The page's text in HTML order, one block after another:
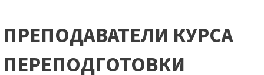
ПРЕПОДАВАТЕЛИ КУРСА
ПЕРЕПОДГОТОВКИ